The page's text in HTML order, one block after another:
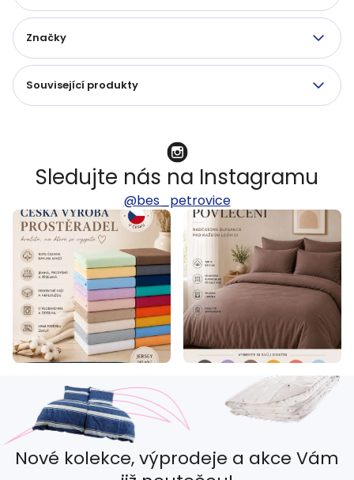
Značky
Související produkty
Sledujte nás na Instagramu
@bes_petrovice
Nové kolekce, výprodeje a akce Vám